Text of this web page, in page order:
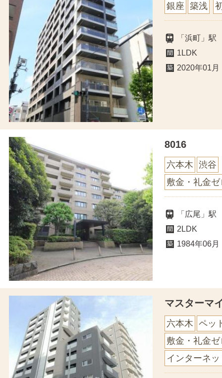
銀座 築浅
「浜町」
1LDK
2020年01月
8016
六本木 渋谷
敷金・礼金ゼ
「広尾」
2LDK
1984年06月
マスターマ
六本木 ペッ
敷金・礼金ゼ
インターネ